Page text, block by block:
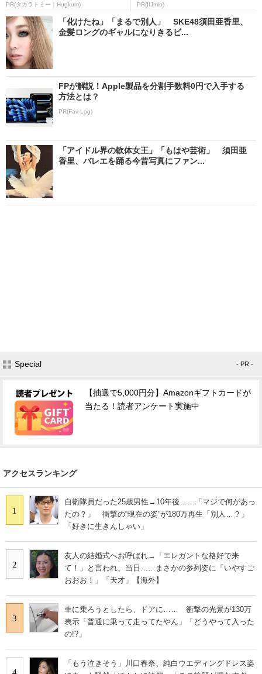
PR(タカラトミー｜Hugkum) PR(IIJmio)
「化けたね」「まるで別人」 SKE48須田亜香里、
金髪ロングのギャルになりきるビ...
FPが解説！Apple製品を分割手数料0円で入手する
方法とは？
PR(Fav-Log)
「アイドル界の軟体女王」「もはや芸術」 須田亜
香里、バレエを踊る今昔写真にファン...
Special - PR -
【抽選で5,000円分】Amazonギフトカードが
当たる！読者アンケート実施中
アクセスランキング
1
自衛隊員だった25歳男性→10年後……「マジで何があっ
たの？」 衝撃の“現在の姿”が180万再生「別人…？」
「好きに生きんしゃい」
2
友人の結婚式へお呼ばれ→「エレガントな格好で来
て！」と言われ、当日……まさかの参列姿に「いやすご
おおお！」「天才」【海外】
3
車に乗ろうとしたら、ドアに…… 衝撃の光景が130万
表示「普通に乗って走ってたやん」「どうやって入った
の!?」
「もう泣きそう」川口春奈、純白ウエディングドレス姿